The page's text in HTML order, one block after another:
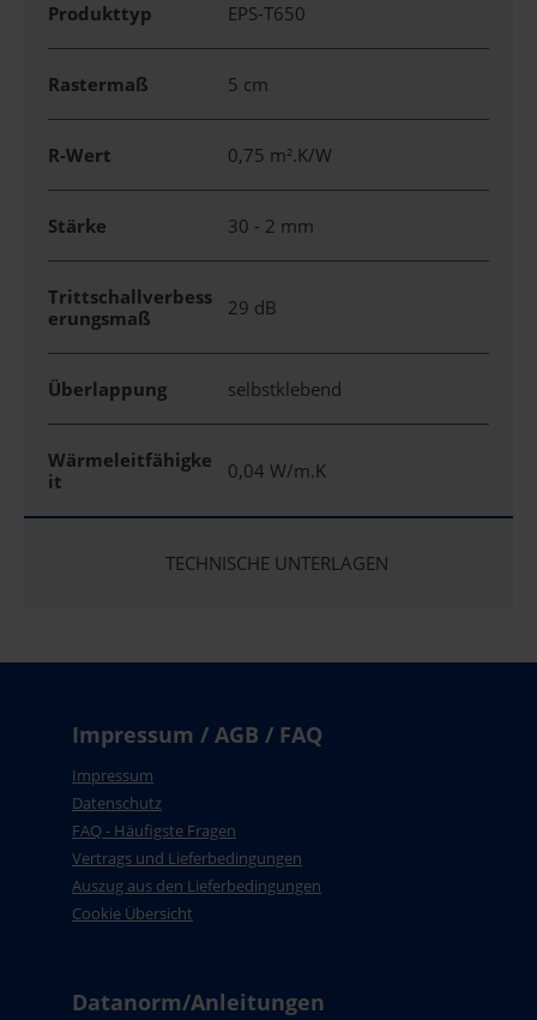
Produkttyp EPS-T650
Rastermaß 5 cm
R-Wert 0,75 m².K/W
Stärke 30 - 2 mm
Trittschallverbess
erungsmaß
29 dB
Überlappung selbstklebend
Wärmeleitfähigke
it
0,04 W/m.K
TECHNISCHE UNTERLAGEN
Impressum / AGB / FAQ
Impressum
Datenschutz
FAQ - Häufigste Fragen
Vertrags und Lieferbedingungen
Auszug aus den Lieferbedingungen
Cookie Übersicht
Datanorm/Anleitungen